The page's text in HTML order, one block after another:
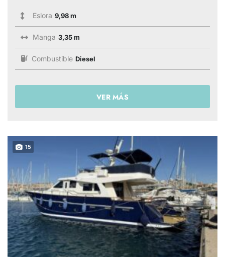
Eslora 9,98 m
Manga 3,35 m
Combustible Diesel
VER MÁS
15